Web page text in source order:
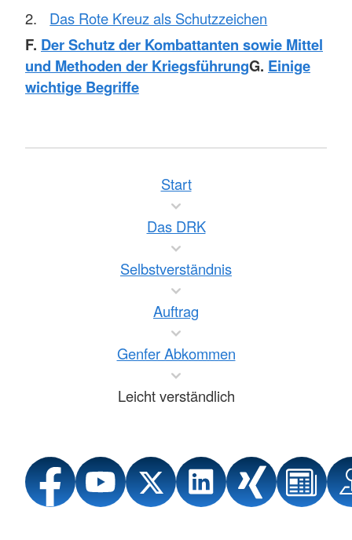
Das Rote Kreuz als Schutzzeichen
F. Der Schutz der Kombattanten sowie Mittel
und Methoden der KriegsführungG. Einige
wichtige Begriffe
Start
Das DRK
Selbstverständnis
Auftrag
Genfer Abkommen
Leicht verständlich